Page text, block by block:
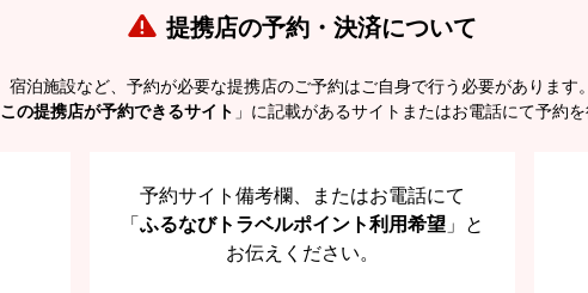
提携店の予約・決済について
宿泊施設など、予約が必要な提携店のご予約はご自身で行う必要があります。
この提携店が予約できるサイト 」に記載があるサイトまたはお電話にて予約
予約サイト備考欄、またはお電話にて
「ふるなびトラベルポイント利用希望 」と
お伝えください。